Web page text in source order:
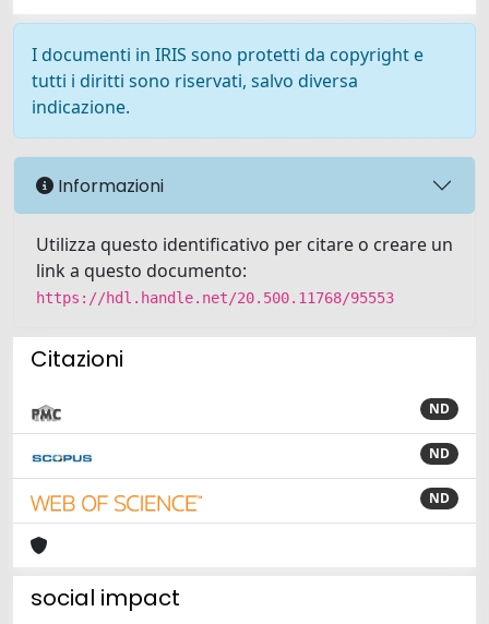
I documenti in IRIS sono protetti da copyright e
tutti i diritti sono riservati, salvo diversa
indicazione.
Informazioni
Utilizza questo identificativo per citare o creare un
link a questo documento:
https://hdl.handle.net/20.500.11768/95553
Citazioni
ND
ND
ND
social impact